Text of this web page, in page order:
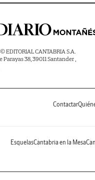
EDITORIAL CANTABRIA S.A.
Parayas 38, 39011 Santander ,
Contactar
EsquelasCantabria en la Mesa